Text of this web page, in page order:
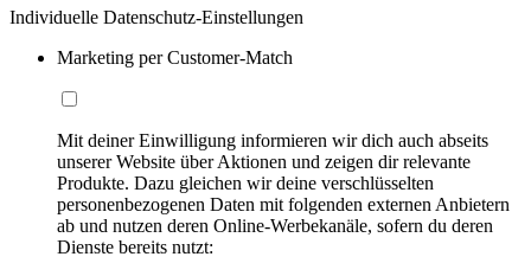
Individuelle Datenschutz-Einstellungen
Marketing per Customer-Match
Mit deiner Einwilligung informieren wir dich auch abseits
unserer Website über Aktionen und zeigen dir relevante
Produkte. Dazu gleichen wir deine verschlüsselten
personenbezogenen Daten mit folgenden externen Anbietern
ab und nutzen deren Online-Werbekanäle, sofern du deren
Dienste bereits nutzt: